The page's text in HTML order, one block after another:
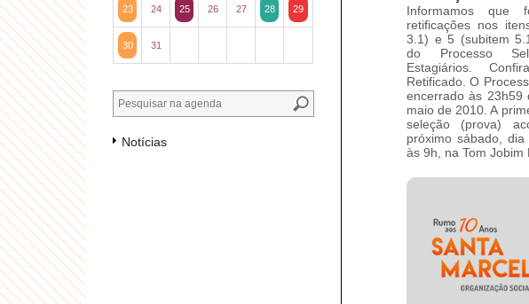
Informamos que
retificações nos
3.1) e 5 (subitem
do Processo
Estagiários.
Retificado. O
encerrado às 23h59
maio de 2010. A
seleção (prova)
próximo sábado,
às 9h, na Tom
23 24 25 26 27 28 29
30 31
Notícias